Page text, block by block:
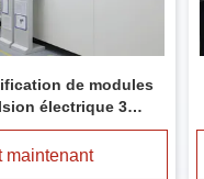
de modules
électrique 3
maintenant